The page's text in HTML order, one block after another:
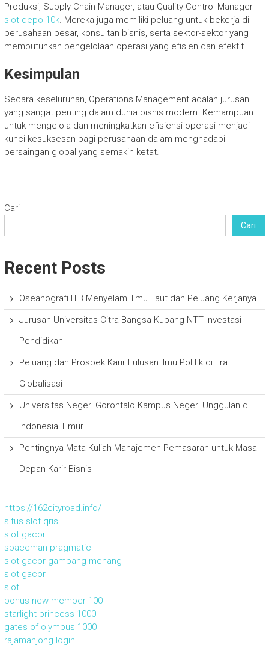
Produksi, Supply Chain Manager, atau Quality Control Manager
slot depo 10k. Mereka juga memiliki peluang untuk bekerja di
perusahaan besar, konsultan bisnis, serta sektor-sektor yang
membutuhkan pengelolaan operasi yang efisien dan efektif.
Kesimpulan
Secara keseluruhan, Operations Management adalah jurusan
yang sangat penting dalam dunia bisnis modern. Kemampuan
untuk mengelola dan meningkatkan efisiensi operasi menjadi
kunci kesuksesan bagi perusahaan dalam menghadapi
persaingan global yang semakin ketat.
Cari
Cari
Recent Posts
Oseanografi ITB Menyelami Ilmu Laut dan Peluang Kerjanya
Jurusan Universitas Citra Bangsa Kupang NTT Investasi
Pendidikan
Peluang dan Prospek Karir Lulusan Ilmu Politik di Era
Globalisasi
Universitas Negeri Gorontalo Kampus Negeri Unggulan di
Indonesia Timur
Pentingnya Mata Kuliah Manajemen Pemasaran untuk Masa
Depan Karir Bisnis
https://162cityroad.info/
situs slot qris
slot gacor
spaceman pragmatic
slot gacor gampang menang
slot gacor
slot
bonus new member 100
starlight princess 1000
gates of olympus 1000
rajamahjong login